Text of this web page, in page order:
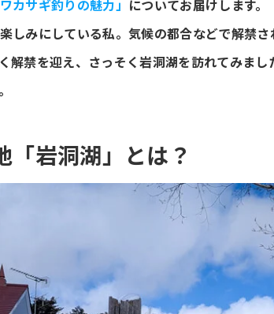
カサギ釣りの魅力」 についてお届けします。
しみにしている私。気候の都合などで解禁
解禁を迎え、さっそく岩洞湖を訪れてみま
「岩洞湖」とは？